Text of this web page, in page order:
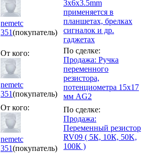
nemetc
351(покупатель)
3x6x3.5mm
применяется в
планшетах, брелках
сигналок и др.
гаджетах
От кого:
nemetc
351(покупатель)
По сделке:
Продажа: Ручка
переменного
резистора,
потенциометра 15x17
мм AG2
От кого:
nemetc
351(покупатель)
По сделке:
Продажа:
Переменный резистор
RV09 ( 5К, 10К, 50K,
100К )